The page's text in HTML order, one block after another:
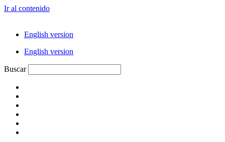
Ir al contenido
English version
English version
Buscar